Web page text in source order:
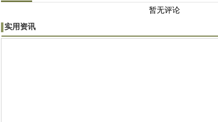
暂无评论
实用资讯